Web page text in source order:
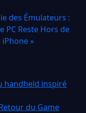
des Émulateurs :
PC Reste Hors de
»
handheld inspiré
du Game